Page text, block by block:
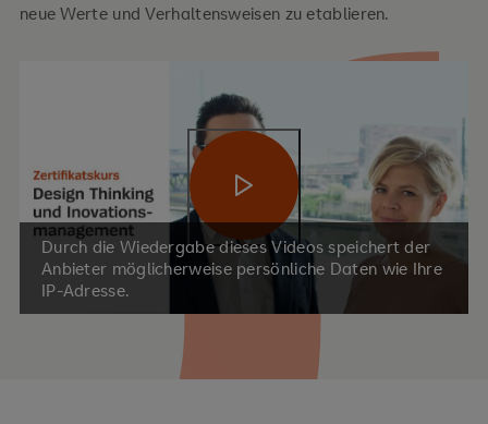
neue Werte und Verhaltensweisen zu etablieren.
Video abspielen
Durch die Wiedergabe dieses Videos speichert der
Anbieter möglicherweise persönliche Daten wie Ihre
IP-Adresse.